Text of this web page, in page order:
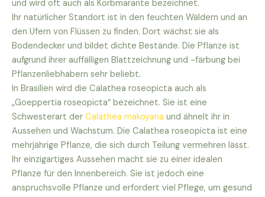
und wird oft auch als Korbmarante bezeichnet.
Ihr natürlicher Standort ist in den feuchten Wäldern und an
den Ufern von Flüssen zu finden. Dort wächst sie als
Bodendecker und bildet dichte Bestände. Die Pflanze ist
aufgrund ihrer auffälligen Blattzeichnung und -färbung bei
Pflanzenliebhabern sehr beliebt.
In Brasilien wird die Calathea roseopicta auch als
„Goeppertia roseopicta“ bezeichnet. Sie ist eine
Schwesterart der Calathea makoyana und ähnelt ihr in
Aussehen und Wachstum. Die Calathea roseopicta ist eine
mehrjährige Pflanze, die sich durch Teilung vermehren lässt.
Ihr einzigartiges Aussehen macht sie zu einer idealen
Pflanze für den Innenbereich. Sie ist jedoch eine
anspruchsvolle Pflanze und erfordert viel Pflege, um gesund